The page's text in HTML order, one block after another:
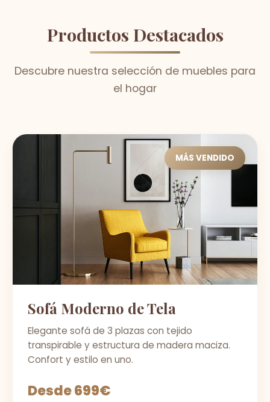
Productos Destacados
Descubre nuestra selección de muebles para
el hogar
MÁS VENDIDO
Sofá Moderno de Tela
Elegante sofá de 3 plazas con tejido
transpirable y estructura de madera maciza.
Confort y estilo en uno.
Desde 699€